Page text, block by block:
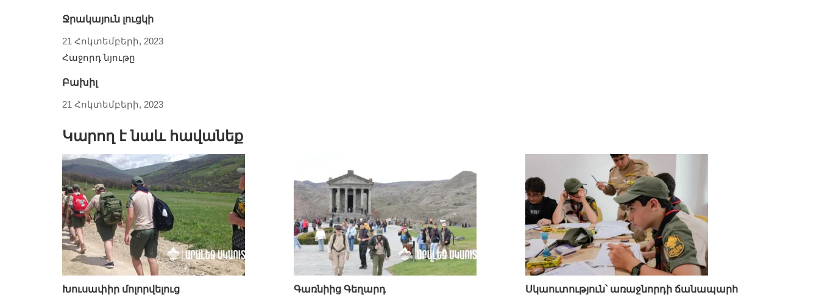
Ջրակայուն լուցկի
21 Հոկտեմբերի, 2023
Հաջորդ նյութը
Բախիլ
21 Հոկտեմբերի, 2023
Կարող է նաև հավանեք
Խուսափիր մոլորվելուց Գառնիից Գեղարդ Սկաուտություն՝ առաջնորդի ճանապարհ